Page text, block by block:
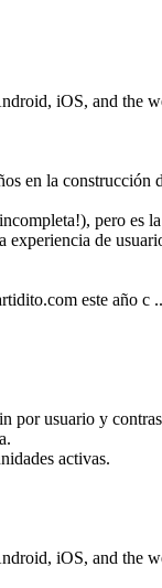
iOS, and the
en la construcción
pero es
de
este año c
por usuario y
activas.
iOS, and the